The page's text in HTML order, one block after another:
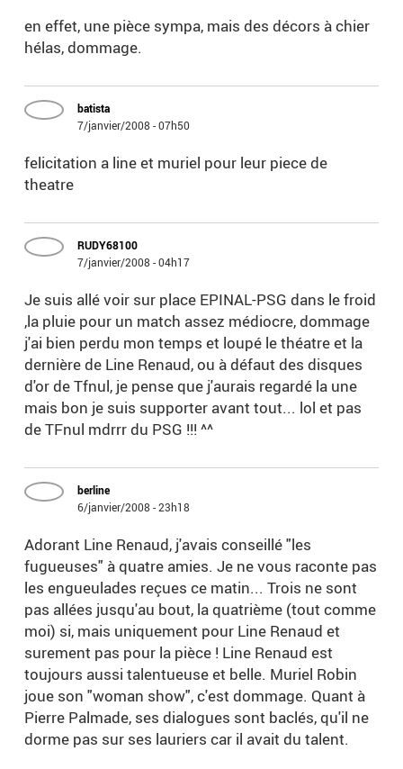
en effet, une pièce sympa, mais des décors à chier
hélas, dommage.
batista
7/janvier/2008 - 07h50
felicitation a line et muriel pour leur piece de
theatre
RUDY68100
7/janvier/2008 - 04h17
Je suis allé voir sur place EPINAL-PSG dans le froid
,la pluie pour un match assez médiocre, dommage
j'ai bien perdu mon temps et loupé le théatre et la
dernière de Line Renaud, ou à défaut des disques
d'or de Tfnul, je pense que j'aurais regardé la une
mais bon je suis supporter avant tout... lol et pas
de TFnul mdrrr du PSG !!! ^^
berline
6/janvier/2008 - 23h18
Adorant Line Renaud, j'avais conseillé "les
fugueuses" à quatre amies. Je ne vous raconte pas
les engueulades reçues ce matin... Trois ne sont
pas allées jusqu'au bout, la quatrième (tout comme
moi) si, mais uniquement pour Line Renaud et
surement pas pour la pièce ! Line Renaud est
toujours aussi talentueuse et belle. Muriel Robin
joue son "woman show", c'est dommage. Quant à
Pierre Palmade, ses dialogues sont baclés, qu'il ne
dorme pas sur ses lauriers car il avait du talent.